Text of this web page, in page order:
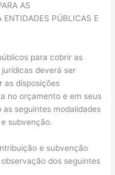
AS
ENTIDADES PÚBLICAS E
para cobrir as
deverá ser
as disposições
no orçamento e em seus
seguintes modalidades
subvenção.
e subvenção
dos seguintes